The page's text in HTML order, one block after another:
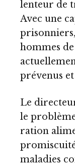
lenteur de
Avec une
hommes
prévenus
Le
le
ration
maladies